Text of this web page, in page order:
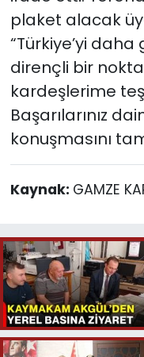
plaket alacak
“Türkiye’yi
dirençli bir
kardeşlerime
Başarılarınız
konuşmasını
Kaynak: GAMZE